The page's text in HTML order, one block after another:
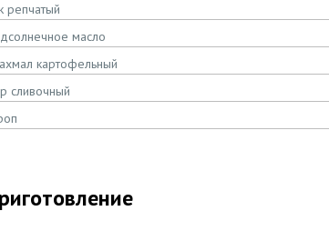
репчатый
масло
картофельный
сливочный